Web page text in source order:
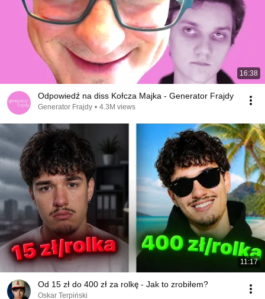
16:38
Odpowiedź na diss Kołcza Majka - Generator Frajdy
Generator Frajdy • 4.3M views
11:17
Od 15 zł do 400 zł za rolkę - Jak to zrobiłem?
Oskar Terpiński